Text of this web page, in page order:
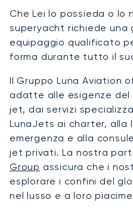
Che Lei lo possieda o lo
superyacht richiede una
equipaggio qualificato
forma durante tutto il
Il Gruppo Luna Aviation
adatte alle esigenze
jet, dai servizi
LunaJets ai charter, alla
emergenza e alla
jet privati. La nostra
Group assicura che i
esplorare i confini del
nel lusso e a loro